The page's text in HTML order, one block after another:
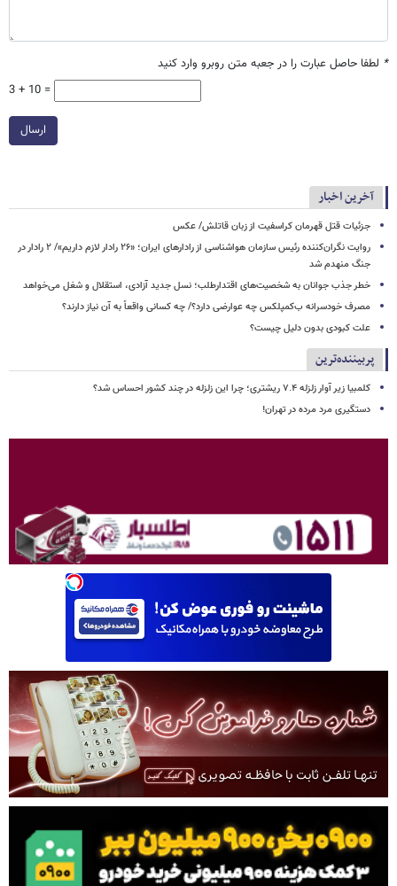
* لطفا حاصل عبارت را در جعبه متن روبرو وارد کنید
3 + 10 =
ارسال
آخرین اخبار
جزئیات قتل قهرمان کراسفیت از زبان قاتلش/ عکس
روایت نگران‌کننده رئیس سازمان هواشناسی از رادارهای ایران؛ «۲۶ رادار لازم داریم»/ ۲ رادار در
جنگ منهدم شد
خطر جذب جوانان به شخصیت‌های اقتدارطلب؛ نسل جدید آزادی، استقلال و شغل می‌خواهد
مصرف خودسرانه ب‌کمپلکس چه عوارضی دارد؟/ چه کسانی واقعاً به آن نیاز دارند؟
علت کبودی بدون دلیل چیست؟
پربیننده‌ترین
کلمبیا زیر آوار زلزله ۷.۴ ریشتری؛ چرا این زلزله در چند کشور احساس شد؟
دستگیری مرد مرده در تهران!